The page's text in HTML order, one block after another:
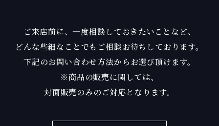
ご来店前に、一度相談しておきたいことなど、
どんな些細なことでもご相談お待ちしております。
下記のお問い合わせ方法からお選び頂けます。
※商品の販売に関しては、
対面販売のみのご対応となります。